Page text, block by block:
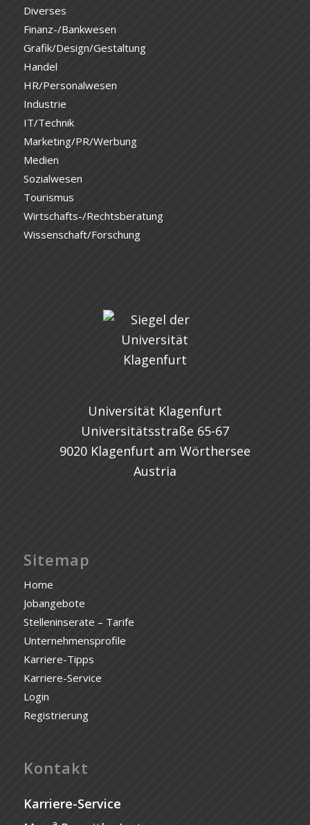
Diverses
Finanz-/Bankwesen
Grafik/Design/Gestaltung
Handel
HR/Personalwesen
Industrie
IT/Technik
Marketing/PR/Werbung
Medien
Sozialwesen
Tourismus
Wirtschafts-/Rechtsberatung
Wissenschaft/Forschung
Universität Klagenfurt
Universitätsstraße 65-67
9020 Klagenfurt am Wörthersee
Austria
Sitemap
Home
Jobangebote
Stelleninserate – Tarife
Unternehmensprofile
Karriere-Tipps
Karriere-Service
Login
Registrierung
Kontakt
Karriere-Service